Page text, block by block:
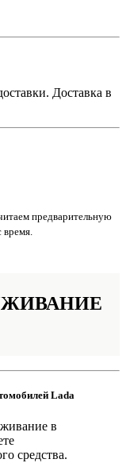
Доставка в
предварительную
Lada
в
средства.